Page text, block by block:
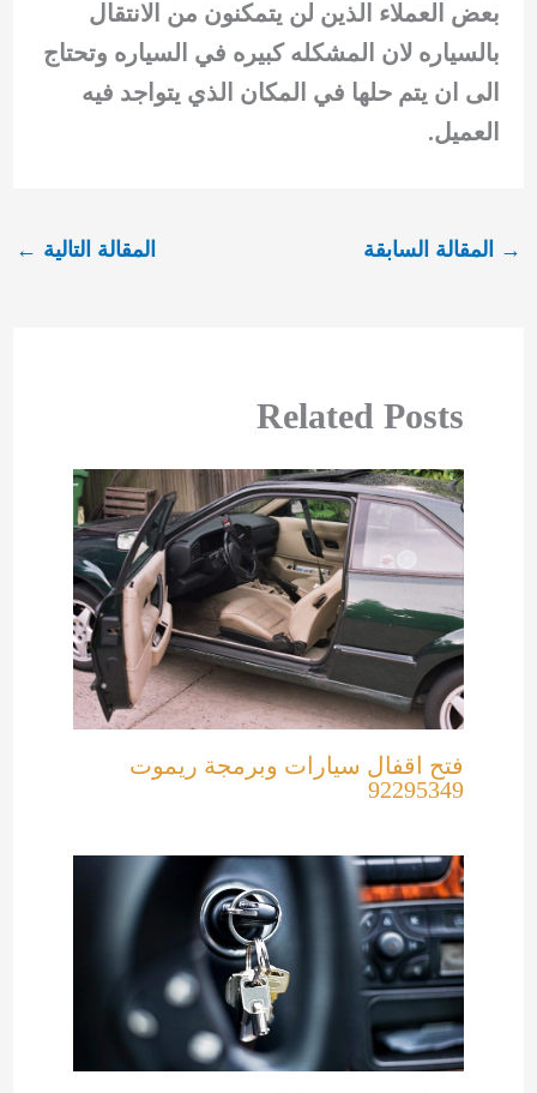
بعض العملاء الذين لن يتمكنون من الانتقال
بالسياره لان المشكله كبيره في السياره وتحتاج
الى ان يتم حلها في المكان الذي يتواجد فيه
العميل.
→ المقالة السابقة المقالة التالية ←
Related Posts
فتح اقفال سيارات وبرمجة ريموت
92295349